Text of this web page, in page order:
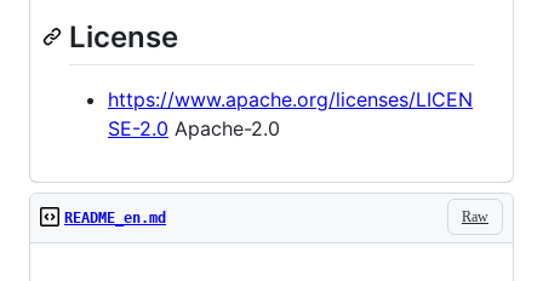
License
https://www.apache.org/licenses/LICEN
SE-2.0 Apache-2.0
Raw
README_en.md